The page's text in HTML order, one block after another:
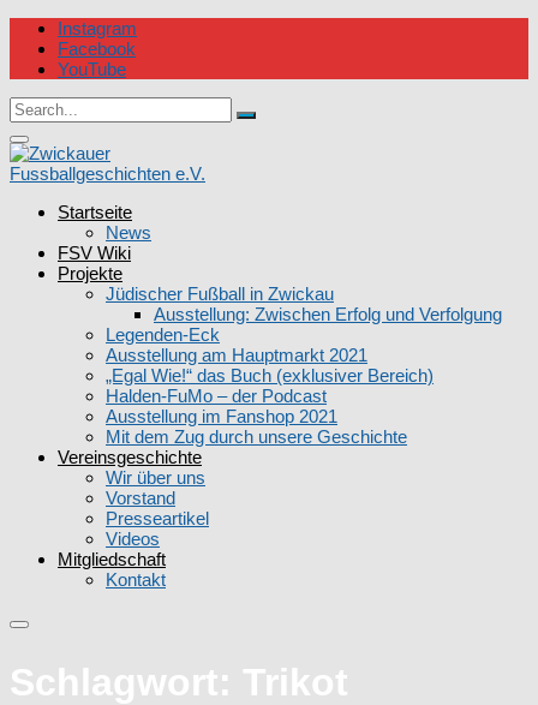
Skip
content
Instagram
Facebook
YouTube
Circular
focus
Search
for:
Search
focus
Zwickauer Fussballgeschichten e.V.
Startseite
News
FSV Wiki
Projekte
Jüdischer Fußball in Zwickau
Ausstellung: Zwischen Erfolg und Verfolgung
Legenden-Eck
Ausstellung am Hauptmarkt 2021
„Egal Wie!“ das Buch (exklusiver Bereich)
Halden-FuMo – der Podcast
Ausstellung im Fanshop 2021
Mit dem Zug durch unsere Geschichte
Vereinsgeschichte
Wir über uns
Vorstand
Presseartikel
Videos
Mitgliedschaft
Kontakt
Schlagwort: Trikot